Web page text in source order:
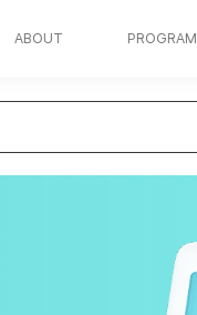
ABOUT PROGRAM